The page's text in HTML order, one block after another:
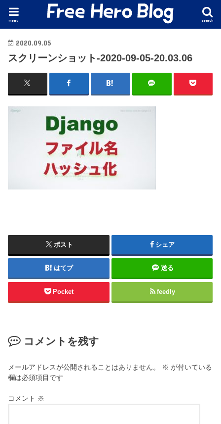
search
menu
2020.09.05
スクリーンショット-2020-09-05-20.03.06
ポスト シェア
はてブ 送る
Pocket feedly
コメントを残す
メールアドレスが公開されることはありません。 ※ が付いている
欄は必須項目です
コメント ※